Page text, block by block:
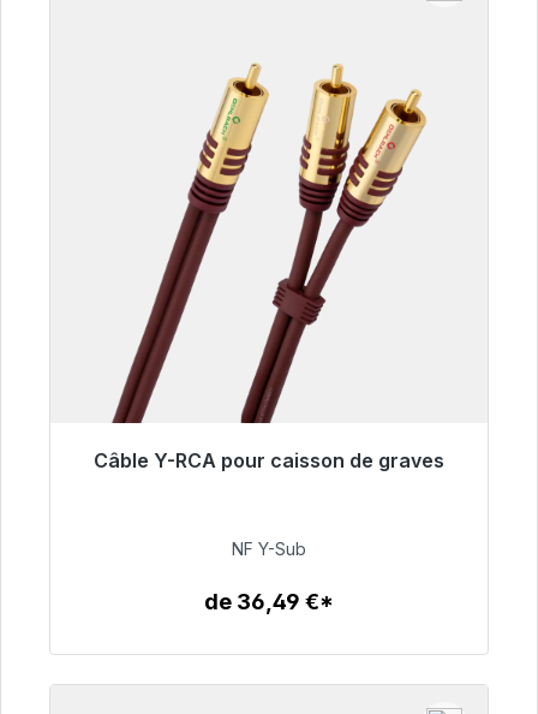
Câble Y-RCA pour caisson de graves
50,99 €
NF Y-Sub
de 36,49 €*